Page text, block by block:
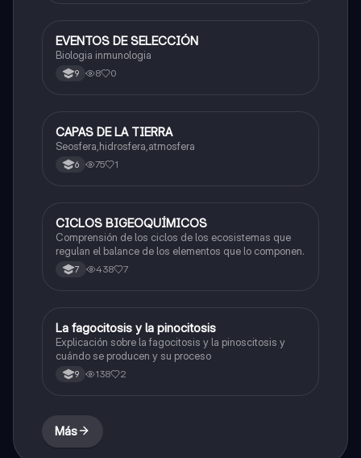
Biologia
EVENTOS DE SELECCIÓN
Biologia inmunologia
9 8 0
Biologia
CAPAS DE LA TIERRA
Seosfera,hidrosfera,atmosfera
6 75 1
Biologia
CICLOS BIGEOQUÍMICOS
Comprensión de los ciclos de los ecosistemas que
regulan el balance de los elementos que lo componen.
7 438 7
Biologia
La fagocitosis y la pinocitosis
Explicación sobre la fagocitosis y la pinoscitosis y
cuándo se producen y su proceso
9 138 2
Más